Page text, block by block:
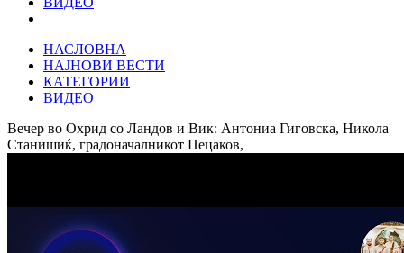
НАСЛОВНА
НАЈНОВИ ВЕСТИ
КАТЕГОРИИ
ВИДЕО
Вечер во Охрид со Ландов и Вик: Антониа Гиговска, Никола
Станишиќ, градоначалникот Пецаков,